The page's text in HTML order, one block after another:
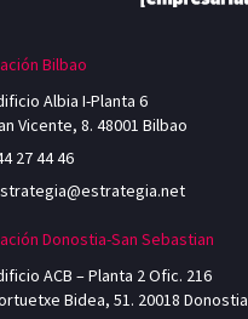
Bilbao
Albia I-Planta 6
Vicente, 8. 48001 Bilbao
27 44 46
Donostia-San Sebastian
ACB – Planta 2 Ofic. 216
Bidea, 51. 20018 Donostia